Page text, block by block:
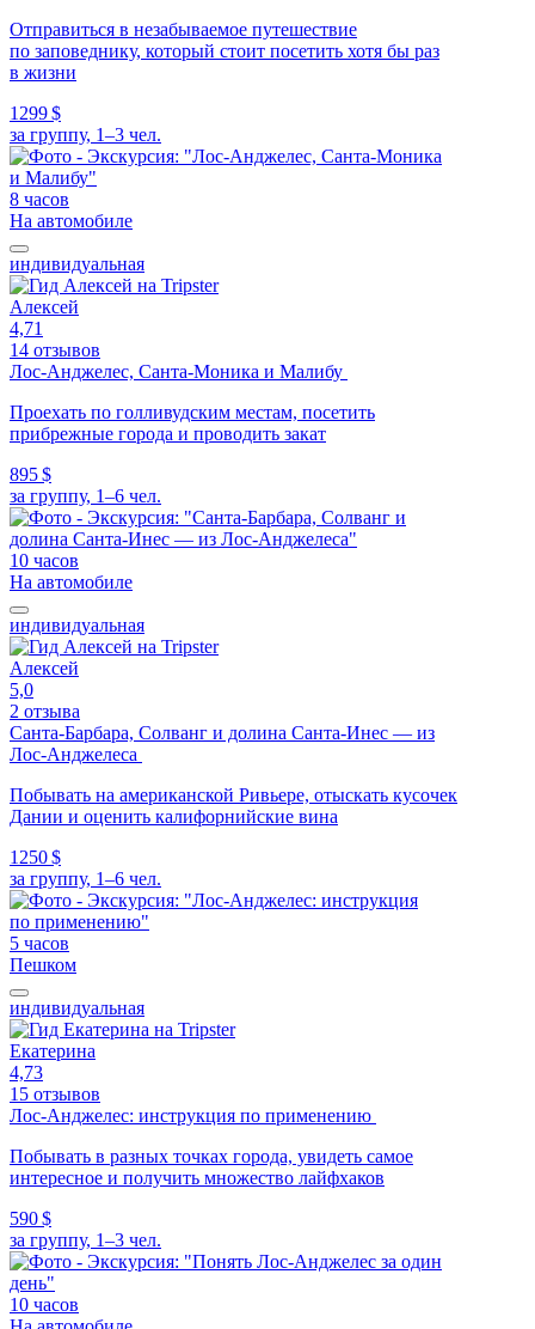
Отправиться в незабываемое путешествие
по заповеднику, который стоит посетить хотя бы раз
в жизни
1299 $
за группу, 1–3 чел.
8 часов
На автомобиле
индивидуальная
Алексей
4,71
14 отзывов
Лос-Анджелес, Санта-Моника и Малибу
Проехать по голливудским местам, посетить
прибрежные города и проводить закат
895 $
за группу, 1–6 чел.
10 часов
На автомобиле
индивидуальная
Алексей
5,0
2 отзыва
Санта-Барбара, Солванг и долина Санта-Инес — из
Лос-Анджелеса
Побывать на американской Ривьере, отыскать кусочек
Дании и оценить калифорнийские вина
1250 $
за группу, 1–6 чел.
5 часов
Пешком
индивидуальная
Екатерина
4,73
15 отзывов
Лос-Анджелес: инструкция по применению
Побывать в разных точках города, увидеть самое
интересное и получить множество лайфхаков
590 $
за группу, 1–3 чел.
10 часов